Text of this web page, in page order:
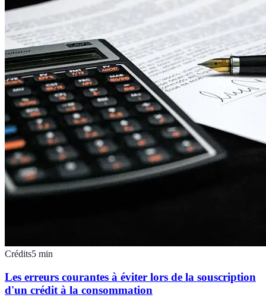
Crédits5 min
Les erreurs courantes à éviter lors de la souscription
d'un crédit à la consommation